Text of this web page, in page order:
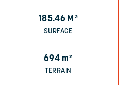
185.46 M²
SURFACE
694 m²
TERRAIN